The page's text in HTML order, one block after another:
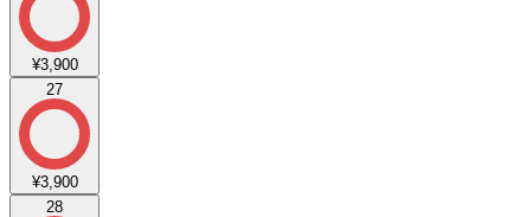
¥3,900
27
¥3,900
28